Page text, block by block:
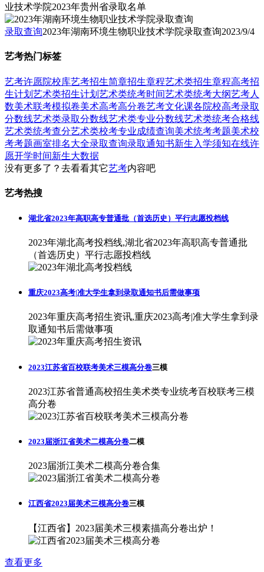
业技术学院2023年贵州省录取名单
录取查询2023年湖南环境生物职业技术学院录取查询2023/9/4
艺考热门标签
艺考许愿院校库艺考招生简章招生章程艺术类招生章程高考招
生计划 艺术类招生计划 艺术类统考时间艺术类统考大纲艺考人
数美术联考模拟卷美术高考高分卷艺考文化课各院校高考录取
分数线艺术类录取分数线艺术类专业分数线艺术类统考合格线
艺术类统考查分艺术类校考专业成绩查询美术统考考题美术校
考考题画室排名大全录取查询录取通知书新生入学须知在线许
愿开学时间新生大数据
没有更多了？去看看其它艺考内容吧
艺考热搜
湖北省2023年高职高专普通批（首选历史）平行志愿投档线
2023年湖北高考投档线,湖北省2023年高职高专普通批
（首选历史）平行志愿投档线
重庆2023高考|准大学生拿到录取通知书后需做事项
2023年重庆高考招生资讯,重庆2023高考|准大学生拿到录
取通知书后需做事项
2023江苏省百校联考美术三模高分卷三模
2023江苏省普通高校招生美术类专业统考百校联考三模
高分卷
2023届浙江省美术二模高分卷二模
2023届浙江美术二模高分卷合集
江西省2023届美术三模高分卷三模
【江西省】2023届美术三模素描高分卷出炉！
查看更多